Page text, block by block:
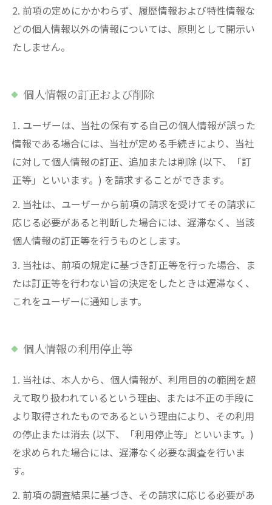
2. 前項の定めにかかわらず、履歴情報および特性情報な
どの個人情報以外の情報については、原則として開示い
たしません。
個人情報の訂正および削除
1. ユーザーは、当社の保有する自己の個人情報が誤った
情報である場合には、当社が定める手続きにより、当社
に対して個人情報の訂正、追加または削除 (以下、「訂
正等」といいます。) を請求することができます。
2. 当社は、ユーザーから前項の請求を受けてその請求に
応じる必要があると判断した場合には、遅滞なく、当該
個人情報の訂正等を行うものとします。
3. 当社は、前項の規定に基づき訂正等を行った場合、ま
たは訂正等を行わない旨の決定をしたときは遅滞なく、
これをユーザーに通知します。
個人情報の利用停止等
1. 当社は、本人から、個人情報が、利用目的の範囲を超
えて取り扱われているという理由、または不正の手段に
より取得されたものであるという理由により、その利用
の停止または消去 (以下、「利用停止等」といいます。)
を求められた場合には、遅滞なく必要な調査を行いま
す。
2. 前項の調査結果に基づき、その請求に応じる必要があ